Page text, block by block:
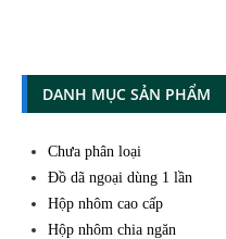
DANH MỤC SẢN PHẨM
Chưa phân loại
Đồ dã ngoại dùng 1 lần
Hộp nhôm cao cấp
Hộp nhôm chia ngăn